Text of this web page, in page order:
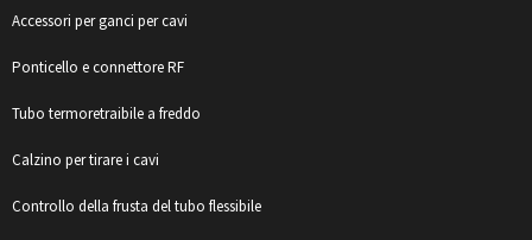
Accessori per ganci per cavi
Ponticello e connettore RF
Tubo termoretraibile a freddo
Calzino per tirare i cavi
Controllo della frusta del tubo flessibile